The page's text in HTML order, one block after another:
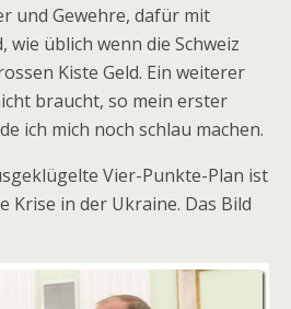
und Gewehre, dafür mit
üblich wenn die Schweiz
Kiste Geld. Ein weiterer
braucht, so mein erster
ich mich noch schlau machen.
Vier-Punkte-Plan ist
Krise in der Ukraine. Das Bild